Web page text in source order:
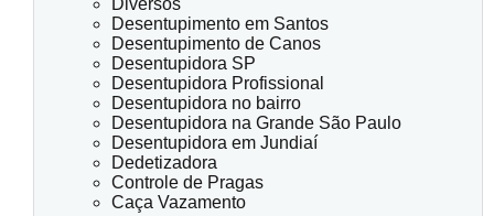
Diversos
Desentupimento em Santos
Desentupimento de Canos
Desentupidora SP
Desentupidora Profissional
Desentupidora no bairro
Desentupidora na Grande São Paulo
Desentupidora em Jundiaí
Dedetizadora
Controle de Pragas
Caça Vazamento